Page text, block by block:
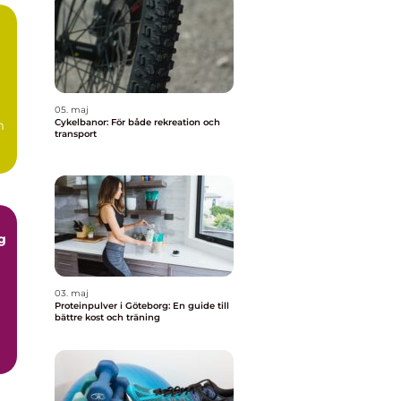
05. maj
Cykelbanor: För både rekreation och
transport
03. maj
Proteinpulver i Göteborg: En guide till
bättre kost och träning